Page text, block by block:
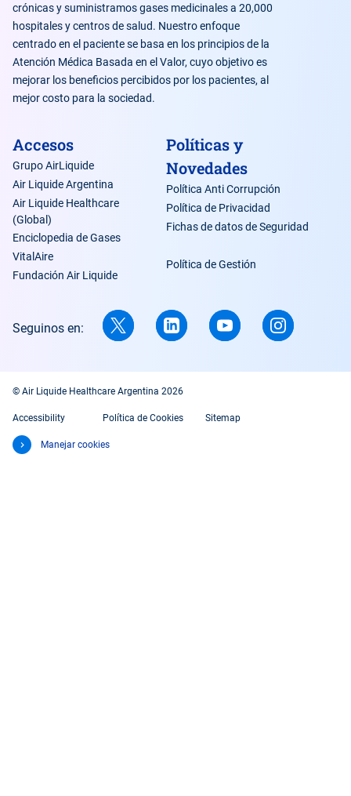
crónicas y suministramos gases medicinales a 20,000
hospitales y centros de salud. Nuestro enfoque
centrado en el paciente se basa en los principios de la
Atención Médica Basada en el Valor, cuyo objetivo es
mejorar los beneficios percibidos por los pacientes, al
mejor costo para la sociedad.
Accesos
Grupo AirLiquide
Air Liquide Argentina
Air Liquide Healthcare
(Global)
Enciclopedia de Gases
VitalAire
Fundación Air Liquide
Políticas y
Novedades
Política Anti Corrupción
Política de Privacidad
Fichas de datos de Seguridad
Política de Gestión
Seguinos en:
© Air Liquide Healthcare Argentina 2026
Accessibility Política de Cookies Sitemap
Manejar cookies